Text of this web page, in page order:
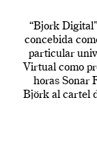
“Bjork
concebida
particular
Virtual como
horas Sonar
Björk al cartel
en una